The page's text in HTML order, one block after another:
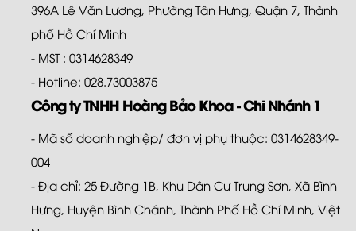
396A Lê Văn Lương, Phường Tân Hưng, Quận 7, Thành
phố Hồ Chí Minh
- MST : 0314628349
- Hotline: 028.73003875
Công ty TNHH Hoàng Bảo Khoa - Chi Nhánh 1
- Mã số doanh nghiệp/ đơn vị phụ thuộc: 0314628349-
004
- Địa chỉ: 25 Đường 1B, Khu Dân Cư Trung Sơn, Xã Bình
Hưng, Huyện Bình Chánh, Thành Phố Hồ Chí Minh, Việt